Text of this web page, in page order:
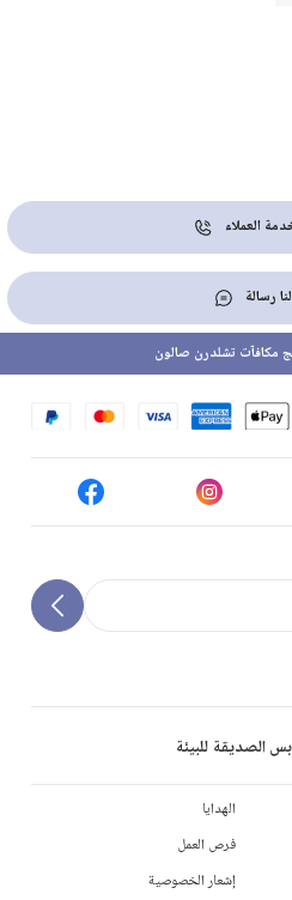
العملاء
رسالة
الصديقة للبيئة
مكافآت تشلدرن صالون
الهدايا
فرص العمل
إشعار الخصوصية